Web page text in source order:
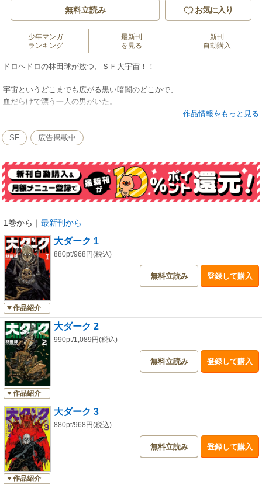
無料立読み お気に入り
少年マンガ
ランキング
最新刊
を見る
新刊
自動購入
ドロヘドロの林田球が放つ、ＳＦ大宇宙！！
宇宙というどこまでも広がる黒い暗闇のどこかで、
血だらけで漂う一人の男がいた。
その骨は「どんな願いも叶える」と言われ、
特別な力を宿す「闇の皮」、「闇のニーモツ」を持つサンコは、
全宇宙人からその身を狙われる身であった。
相棒の「闇のニーモツ」・アバキアンと共に、
宇宙をまたにかけるサンコは、今日も襲い来る
作品情報をもっと見る
SF 広告掲載中
1巻から ｜ 最新刊から
作品紹介
大ダーク 1
880pt/968円(税込)
無料立読み 登録して購入
作品紹介
大ダーク 2
990pt/1,089円(税込)
無料立読み 登録して購入
作品紹介
大ダーク 3
880pt/968円(税込)
無料立読み 登録して購入